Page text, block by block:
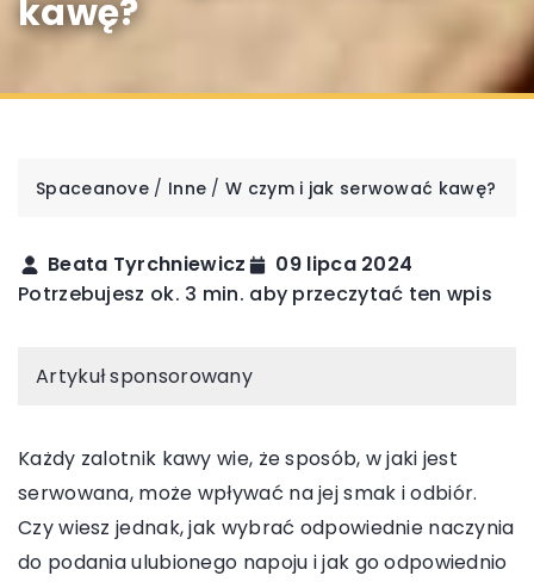
kawę?
Spaceanove / Inne /W czym i jak serwować kawę?
Beata Tyrchniewicz
09 lipca 2024
Potrzebujesz ok. 3 min. aby przeczytać ten wpis
Artykuł sponsorowany
Każdy zalotnik kawy wie, że sposób, w jaki jest
serwowana, może wpływać na jej smak i odbiór.
Czy wiesz jednak, jak wybrać odpowiednie naczynia
do podania ulubionego napoju i jak go odpowiednio